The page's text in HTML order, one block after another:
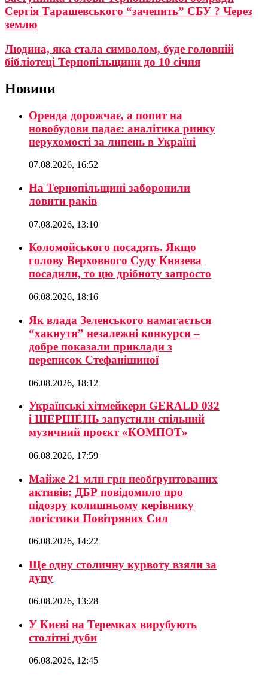
Сергія Тарашевського “зачепить” СБУ ? Через
землю
Людина, яка стала символом, буде головній
бібліотеці Тернопільщини до 10 січня
Новини
Оренда дорожчає, а попит на
новобудови падає: аналітика ринку
нерухомості за липень в Україні
07.08.2026, 16:52
На Тернопільщині заборонили
ловити раків
07.08.2026, 13:10
Коломойського посадять. Якщо
голову Верховного Суду Князева
посадили, то цю дрібноту запросто
06.08.2026, 18:16
Як влада Зеленського намагається
“хакнути” незалежні конкурси –
добре показали приклади з
переписок Стефанішиної
06.08.2026, 18:12
Українські хітмейкери GERALD 032
і ШЕРШЕНЬ запустили спільний
музичний проєкт «КОМПОТ»
06.08.2026, 17:59
Майже 21 млн грн необґрунтованих
активів: ДБР повідомило про
підозру колишньому керівнику
логістики Повітряних Сил
06.08.2026, 14:22
Ще одну столичну курвоту взяли за
дупу
06.08.2026, 13:28
У Києві на Теремках вирубують
столітні дуби
06.08.2026, 12:45